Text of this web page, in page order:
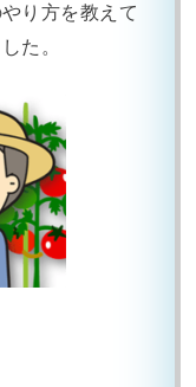
り方を教えて
た。